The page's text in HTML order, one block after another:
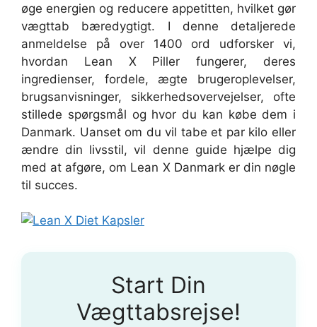
øge energien og reducere appetitten, hvilket gør
vægttab bæredygtigt. I denne detaljerede
anmeldelse på over 1400 ord udforsker vi,
hvordan Lean X Piller fungerer, deres
ingredienser, fordele, ægte brugeroplevelser,
brugsanvisninger, sikkerhedsovervejelser, ofte
stillede spørgsmål og hvor du kan købe dem i
Danmark. Uanset om du vil tabe et par kilo eller
ændre din livsstil, vil denne guide hjælpe dig
med at afgøre, om Lean X Danmark er din nøgle
til succes.
Start Din
Vægttabsrejse!